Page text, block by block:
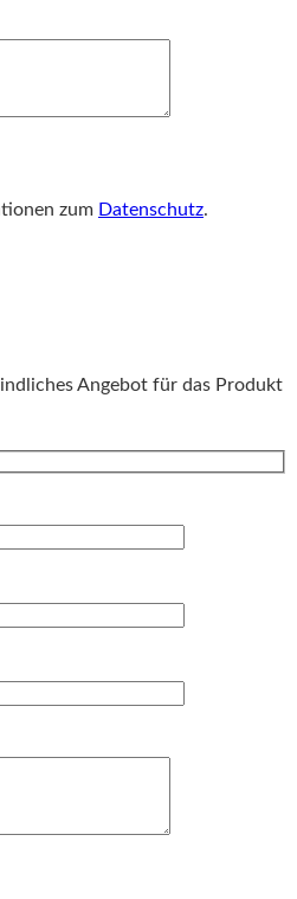
zum Datenschutz.
Angebot für das Produkt